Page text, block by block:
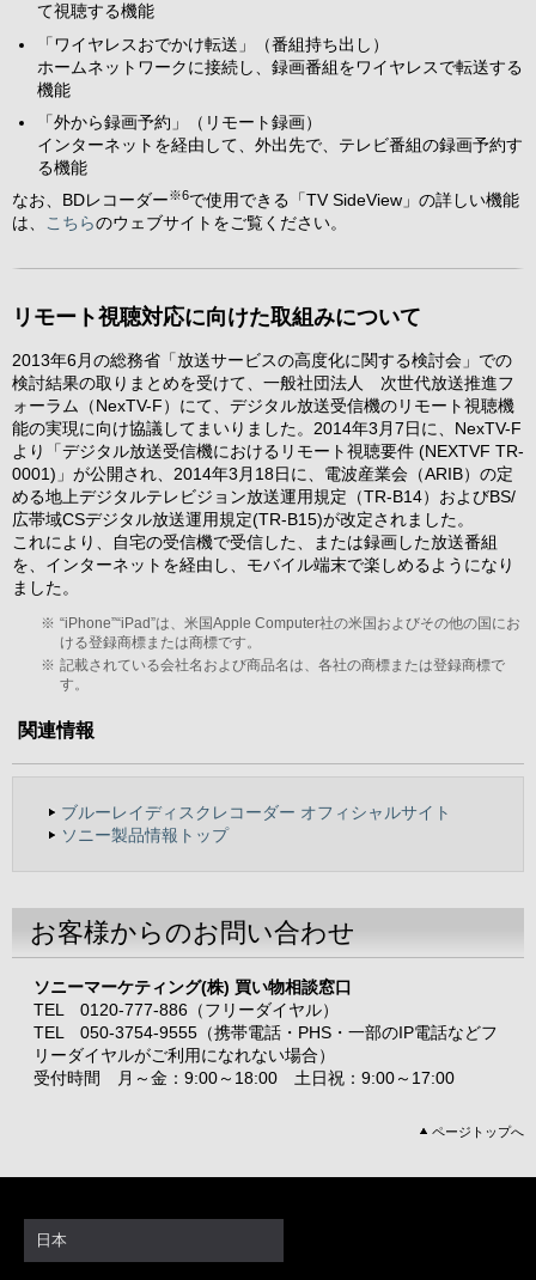
て視聴する機能
「ワイヤレスおでかけ転送」（番組持ち出し）
ホームネットワークに接続し、録画番組をワイヤレスで転送する
機能
「外から録画予約」（リモート録画）
インターネットを経由して、外出先で、テレビ番組の録画予約す
る機能
なお、BDレコーダー※6で使用できる「TV SideView」の詳しい機能
は、 こちらのウェブサイトをご覧ください。
リモート視聴対応に向けた取組みについて
2013年6月の総務省「放送サービスの高度化に関する検討会」での
検討結果の取りまとめを受けて、一般社団法人 次世代放送推進フ
ォーラム（NexTV-F）にて、デジタル放送受信機のリモート視聴機
能の実現に向け協議してまいりました。2014年3月7日に、NexTV-F
より「デジタル放送受信機におけるリモート視聴要件 (NEXTVF TR-
0001)」が公開され、2014年3月18日に、電波産業会（ARIB）の定
める地上デジタルテレビジョン放送運用規定（TR-B14）およびBS/
広帯域CSデジタル放送運用規定(TR-B15)が改定されました。
これにより、自宅の受信機で受信した、または録画した放送番組
を、インターネットを経由し、モバイル端末で楽しめるようになり
ました。
※ “iPhone”“iPad”は、米国Apple Computer社の米国およびその他の国にお
ける登録商標または商標です。
※ 記載されている会社名および商品名は、各社の商標または登録商標で
す。
関連情報
ブルーレイディスクレコーダー オフィシャルサイト
ソニー製品情報トップ
お客様からのお問い合わせ
ソニーマーケティング(株) 買い物相談窓口
TEL 0120-777-886（フリーダイヤル）
TEL 050-3754-9555（携帯電話・PHS・一部のIP電話などフ
リーダイヤルがご利用になれない場合）
受付時間 月～金：9:00～18:00 土日祝：9:00～17:00
ページトップへ
日本